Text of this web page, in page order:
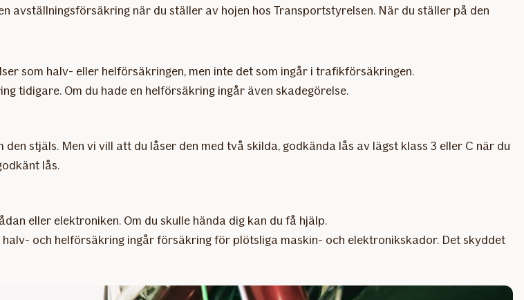
avställningsförsäkring när du ställer av hojen hos Transportstyrelsen. När du ställer på den
som halv- eller helförsäkringen, men inte det som ingår i trafik­försäkringen.
tidigare. Om du hade en helförsäkring ingår även skadegörelse.
stjäls. Men vi vill att du låser den med två skilda, godkända lås av lägst klass 3 eller C när du
lås.
eller elektroniken. Om du skulle hända dig kan du få hjälp.
och helförsäkring ingår försäkring för plötsliga maskin- och elektronikskador. Det skyddet